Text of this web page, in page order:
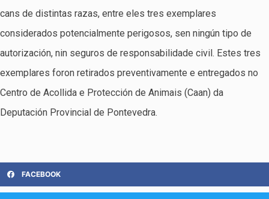
cans de distintas razas, entre eles tres exemplares
considerados potencialmente perigosos, sen ningún tipo de
autorización, nin seguros de responsabilidade civil. Estes tres
exemplares foron retirados preventivamente e entregados no
Centro de Acollida e Protección de Animais (Caan) da
Deputación Provincial de Pontevedra.
FACEBOOK